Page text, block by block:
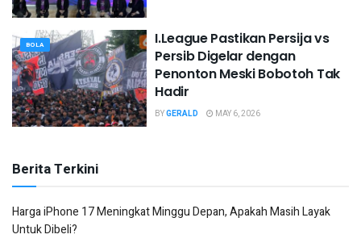
BOLA
I.League Pastikan Persija vs
Persib Digelar dengan
Penonton Meski Bobotoh Tak
Hadir
BYGERALD MAY 6, 2026
Berita Terkini
Harga iPhone 17 Meningkat Minggu Depan, Apakah Masih Layak
Untuk Dibeli?